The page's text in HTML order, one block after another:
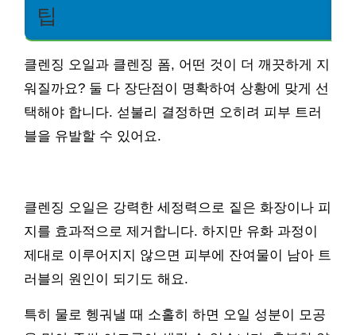
팁
클렌징 오일과 클렌징 폼, 어떤 것이 더 깨끗하게 지
워질까요? 둘 다 장단점이 명확하여 상황에 맞게 선
택해야 합니다. 섣불리 결정하면 오히려 피부 트러
블을 유발할 수 있어요.
클렌징 오일은 강력한 세정력으로 짙은 화장이나 피
지를 효과적으로 제거합니다. 하지만 유화 과정이
제대로 이루어지지 않으면 피부에 잔여물이 남아 트
러블의 원인이 되기도 해요.
특히 물로 헹궈낼 때 소홀히 하면 오일 성분이 모공